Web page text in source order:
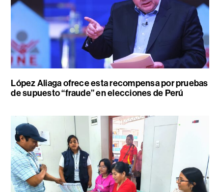
López Aliaga ofrece esta recompensa por pruebas
de supuesto “fraude” en elecciones de Perú